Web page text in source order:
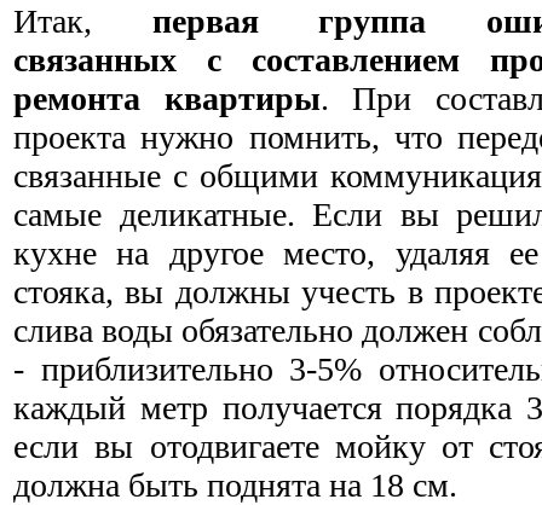
Итак, первая группа
связанных с составлением
ремонта квартиры. При
проекта нужно помнить, что
связанные с общими
самые деликатные. Если вы
кухне на другое место, удаляя
стояка, вы должны учесть в
слива воды обязательно должен
- приблизительно 3-5%
каждый метр получается порядка
если вы отодвигаете мойку от
должна быть поднята на 18 см.